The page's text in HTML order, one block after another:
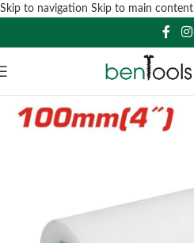
Skip to navigation Skip to main content